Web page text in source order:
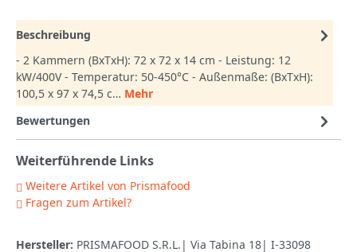
Beschreibung
- 2 Kammern (BxTxH): 72 x 72 x 14 cm - Leistung: 12
kW/400V - Temperatur: 50-450°C - Außenmaße: (BxTxH):
100,5 x 97 x 74,5 c… Mehr
Bewertungen
Weiterführende Links
Weitere Artikel von Prismafood
Fragen zum Artikel?
Hersteller: PRISMAFOOD S.R.L.| Via Tabina 18| I-33098